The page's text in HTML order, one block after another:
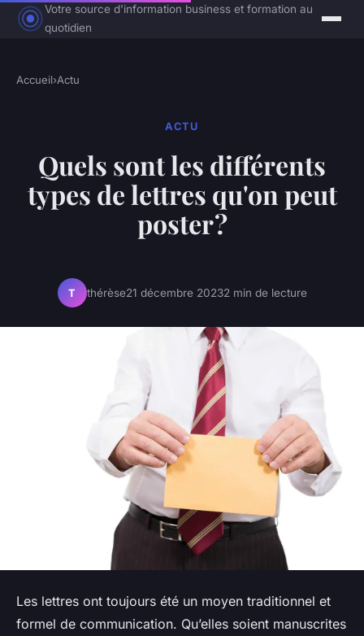
Votre source d'information business et formation au
quotidien
Accueil›Actu
ACTU
Quels sont les différents
types de lettres qu'on peut
poster ?
T thérèse21 décembre 20232 min de lecture
Les lettres ont toujours été un moyen traditionnel et
formel de communication. Qu’elles soient manuscrites